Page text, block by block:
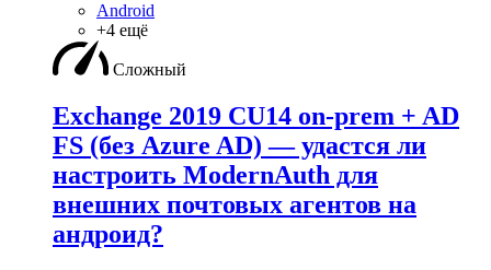
Android
+4 ещё
Сложный
Exchange 2019 CU14 on-prem + AD
FS (без Azure AD) — удаcтся ли
настроить ModernAuth для
внешних почтовых агентов на
андроид?